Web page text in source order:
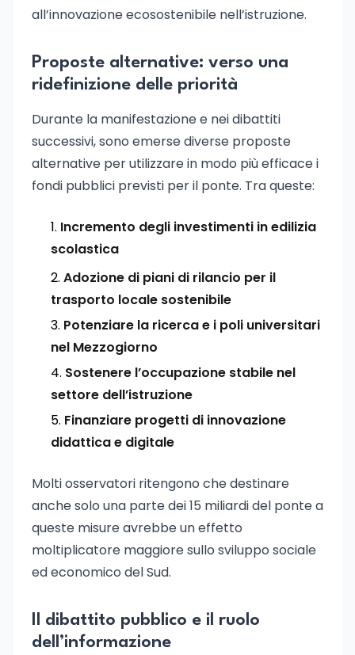
all’innovazione ecosostenibile nell’istruzione.
Proposte alternative: verso una
ridefinizione delle priorità
Durante la manifestazione e nei dibattiti
successivi, sono emerse diverse proposte
alternative per utilizzare in modo più efficace i
fondi pubblici previsti per il ponte. Tra queste:
Incremento degli investimenti in edilizia
scolastica
Adozione di piani di rilancio per il
trasporto locale sostenibile
Potenziare la ricerca e i poli universitari
nel Mezzogiorno
Sostenere l’occupazione stabile nel
settore dell’istruzione
Finanziare progetti di innovazione
didattica e digitale
Molti osservatori ritengono che destinare
anche solo una parte dei 15 miliardi del ponte a
queste misure avrebbe un effetto
moltiplicatore maggiore sullo sviluppo sociale
ed economico del Sud.
Il dibattito pubblico e il ruolo
dell’informazione